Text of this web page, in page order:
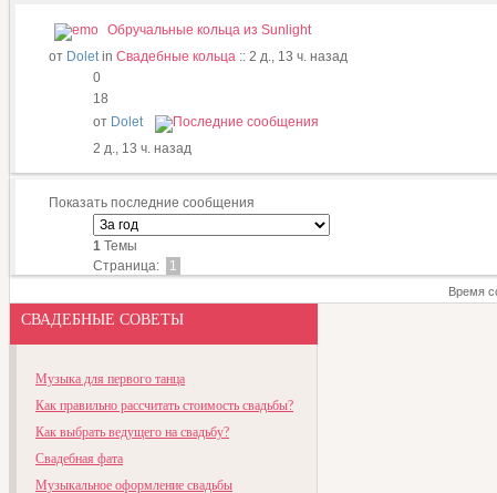
Обручальные кольца из Sunlight
от Dolet in Свадебные кольца :: 2 д., 13 ч. назад
0
18
от Dolet
2 д., 13 ч. назад
Показать последние сообщения
1 Темы
Страница:
1
Время
СВАДЕБНЫЕ СОВЕТЫ
Музыка для первого танца
Как правильно рассчитать стоимость свадьбы?
Как выбрать ведущего на свадьбу?
Свадебная фата
Музыкальное оформление свадьбы